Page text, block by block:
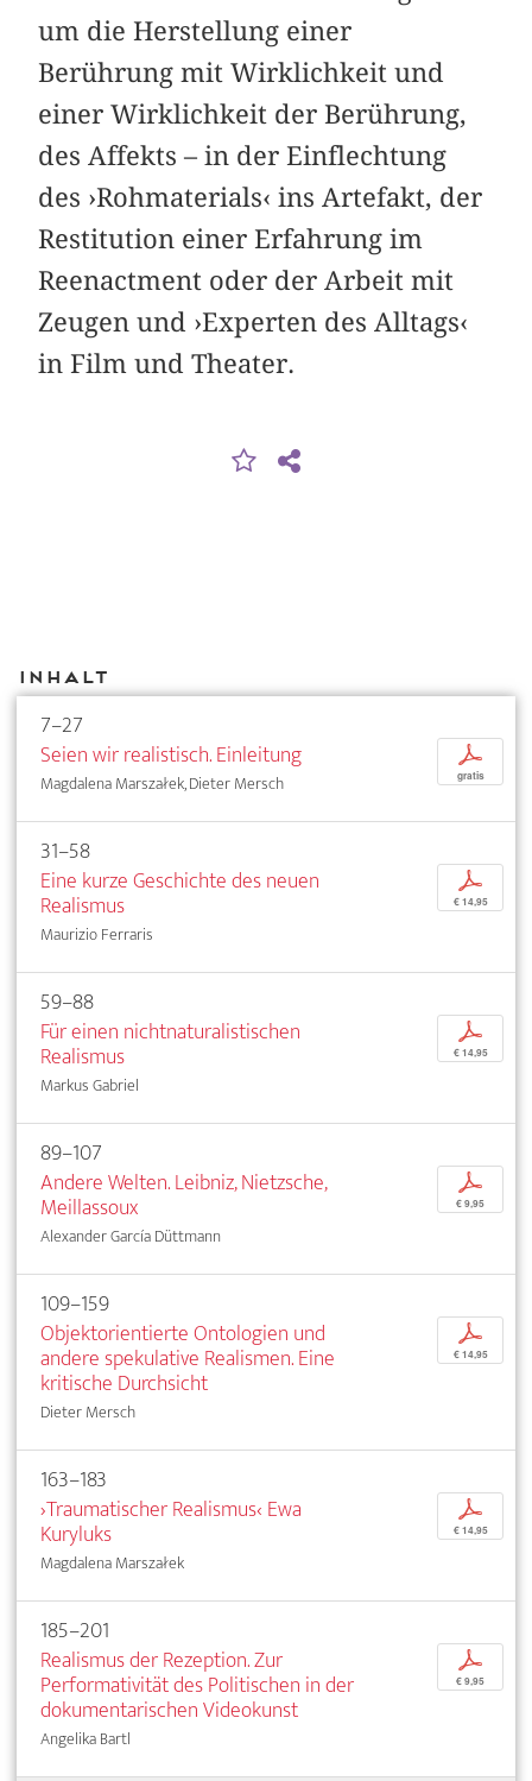
um die Herstellung einer
Berührung mit Wirklichkeit und
einer Wirklichkeit der Berührung,
des Affekts – in der Einflechtung
des ›Rohmaterials‹ ins Artefakt, der
Restitution einer Erfahrung im
Reenactment oder der Arbeit mit
Zeugen und ›Experten des Alltags‹
in Film und Theater.
Inhalt
7–27
Seien wir realistisch. Einleitung
Magdalena Marszałek, Dieter Mersch
p
gratis
31–58
Eine kurze Geschichte des neuen
Realismus
Maurizio Ferraris
p
€ 14,95
59–88
Für einen nichtnaturalistischen
Realismus
Markus Gabriel
p
€ 14,95
89–107
Andere Welten. Leibniz, Nietzsche,
Meillassoux
Alexander García Düttmann
p
€ 9,95
109–159
Objektorientierte Ontologien und
andere spekulative Realismen. Eine
kritische Durchsicht
Dieter Mersch
p
€ 14,95
163–183
›Traumatischer Realismus‹ Ewa
Kuryluks
Magdalena Marszałek
p
€ 14,95
185–201
Realismus der Rezeption. Zur
Performativität des Politischen in der
dokumentarischen Videokunst
Angelika Bartl
p
€ 9,95